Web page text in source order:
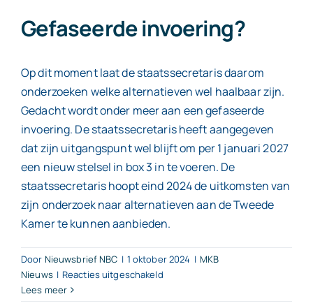
Gefaseerde invoering?
Op dit moment laat de staatssecretaris daarom
onderzoeken welke alternatieven wel haalbaar zijn.
Gedacht wordt onder meer aan een gefaseerde
invoering. De staatssecretaris heeft aangegeven
dat zijn uitgangspunt wel blijft om per 1 januari 2027
een nieuw stelsel in box 3 in te voeren. De
staatssecretaris hoopt eind 2024 de uitkomsten van
zijn onderzoek naar alternatieven aan de Tweede
Kamer te kunnen aanbieden.
Door Nieuwsbrief NBC | 1 oktober 2024 | MKB
Nieuws | Reacties uitgeschakeldvoor
Lees meer